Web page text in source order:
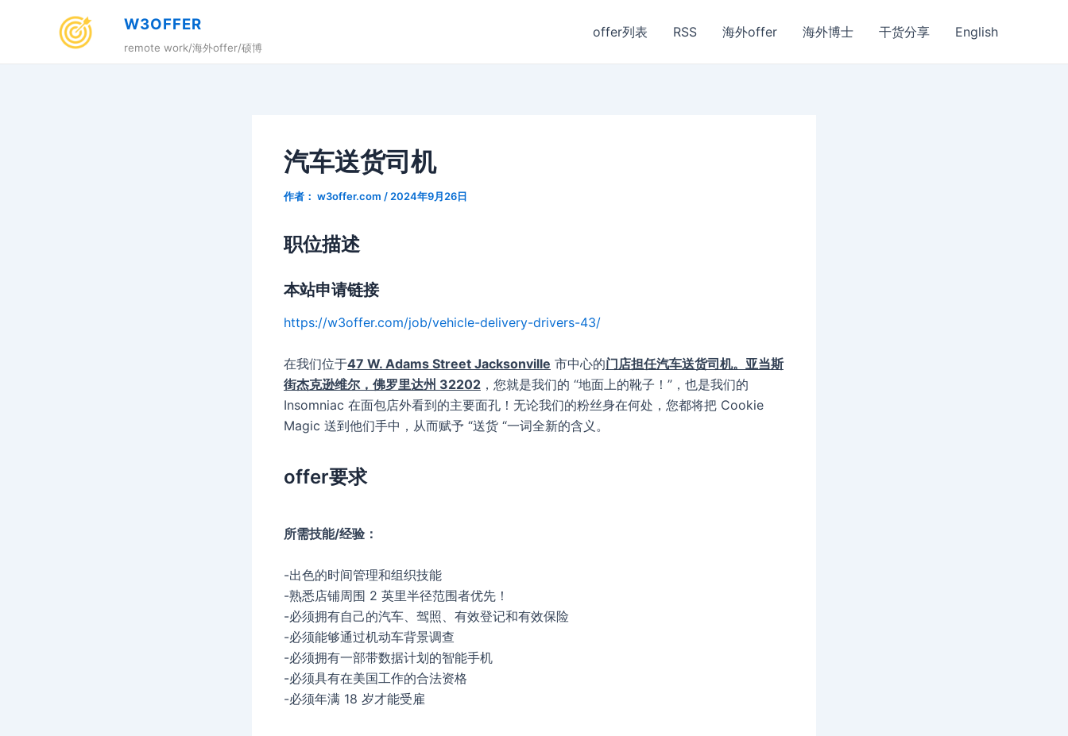
W3OFFER
remote work/海外offer/硕博
offer列表 RSS 海外offer 海外博士 干货分享 English
汽车送货司机
作者： w3offer.com / 2024年9月26日
职位描述
本站申请链接
https://w3offer.com/job/vehicle-delivery-drivers-43/
在我们位于47 W. Adams Street Jacksonville 市中心的门店担任汽车送货司机。亚当斯
街杰克逊维尔，佛罗里达州 32202 ，您就是我们的 “地面上的靴子！”，也是我们的
Insomniac 在面包店外看到的主要面孔！无论我们的粉丝身在何处，您都将把 Cookie
Magic 送到他们手中，从而赋予 “送货 “一词全新的含义。
offer要求
所需技能/经验：
-出色的时间管理和组织技能
-熟悉店铺周围 2 英里半径范围者优先！
-必须拥有自己的汽车、驾照、有效登记和有效保险
-必须能够通过机动车背景调查
-必须拥有一部带数据计划的智能手机
-必须具有在美国工作的合法资格
-必须年满 18 岁才能受雇